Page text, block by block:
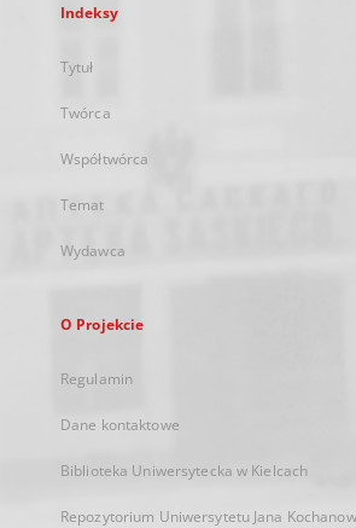
Indeksy
Tytuł
Twórca
Współtwórca
Temat
Wydawca
O Projekcie
Regulamin
Dane kontaktowe
Biblioteka Uniwersytecka w Kielcach
Repozytorium Uniwersytetu Jana